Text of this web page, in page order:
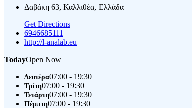
Δαβάκη 63, Καλλιθέα, Ελλάδα
Get Directions
6946685111
http://l-analab.eu
TodayOpen Now
Δευτέρα07:00 - 19:30
Τρίτη07:00 - 19:30
Τετάρτη07:00 - 19:30
Πέμπτη07:00 - 19:30